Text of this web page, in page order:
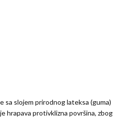
sa slojem prirodnog lateksa (guma)
hrapava protivklizna površina, zbog